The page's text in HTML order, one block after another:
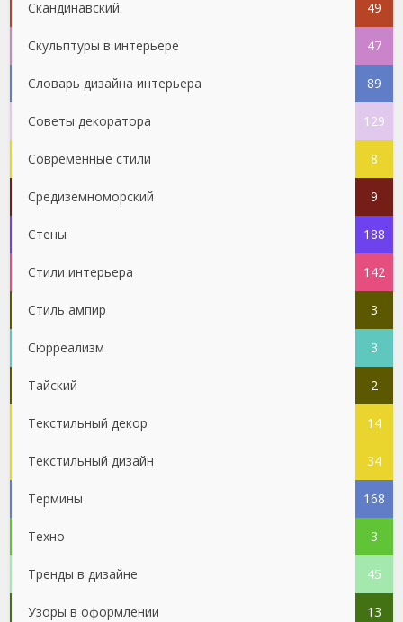
Скандинавский 49
Скульптуры в интерьере 47
Словарь дизайна интерьера 89
Советы декоратора 129
Современные стили 8
Средиземноморский 9
Стены 188
Стили интерьера 142
Стиль ампир 3
Сюрреализм 3
Тайский 2
Текстильный декор 14
Текстильный дизайн 34
Термины 168
Техно 3
Тренды в дизайне 45
Узоры в оформлении 13